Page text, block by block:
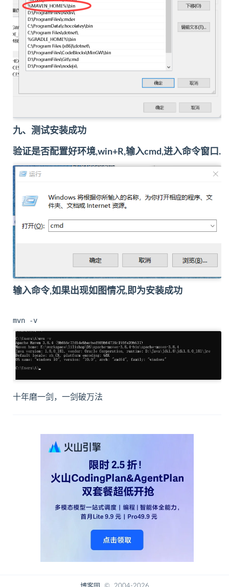
九、测试安装成功
验证是否配置好环境,win+R,输入cmd,进入命令窗口.
输入命令,如果出现如图情况,即为安装成功
十年磨一剑，一剑破万法